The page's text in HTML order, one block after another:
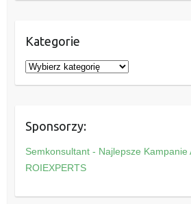
Kategorie
K
a
g
o
r
e
Sponsorzy:
Semkonsultant - Najlepsze Kampanie
ROIEXPERTS